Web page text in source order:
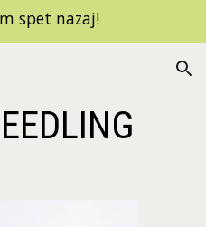
Skip to navigation
spet nazaj!